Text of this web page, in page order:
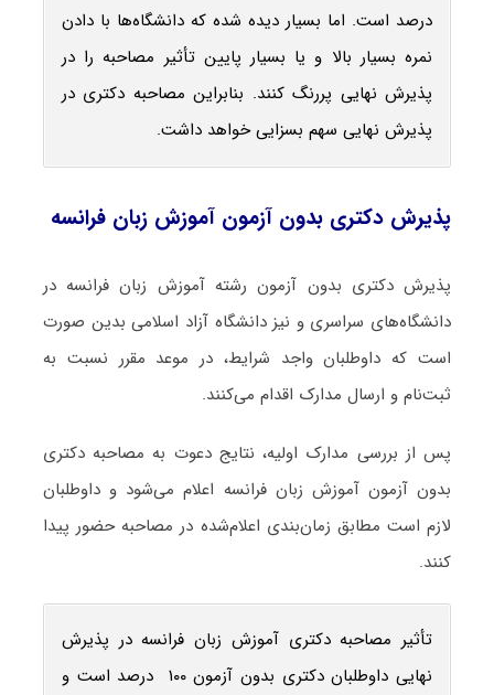
درصد است. اما بسیار دیده شده که دانشگاه‌ها با دادن
نمره بسیار بالا و یا بسیار پایین تأثیر مصاحبه را در
پذیرش نهایی پررنگ کنند. بنابراین مصاحبه دکتری در
پذیرش نهایی سهم بسزایی خواهد داشت.
پذیرش دکتری بدون آزمون آموزش زبان فرانسه
پذیرش دکتری بدون آزمون رشته آموزش زبان فرانسه در
دانشگاه‌های سراسری و نیز دانشگاه آزاد اسلامی بدین صورت
است که داوطلبان واجد شرایط، در موعد مقرر نسبت به
ثبت‌نام و ارسال مدارک اقدام می‌کنند.
پس از بررسی مدارک اولیه، نتایج دعوت به مصاحبه دکتری
بدون آزمون آموزش زبان فرانسه اعلام می‌شود و داوطلبان
لازم است مطابق زمان‌بندی اعلام‌شده در مصاحبه حضور پیدا
کنند.
تأثیر مصاحبه دکتری آموزش زبان فرانسه در پذیرش
نهایی داوطلبان دکتری بدون آزمون ۱۰۰ درصد است و